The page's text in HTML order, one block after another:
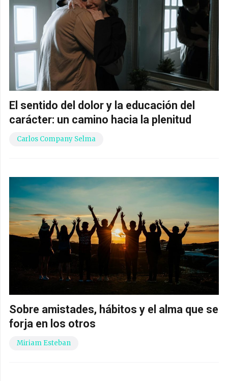
El sentido del dolor y la educación del
carácter: un camino hacia la plenitud
Carlos Company Selma
Sobre amistades, hábitos y el alma que se
forja en los otros
Miriam Esteban